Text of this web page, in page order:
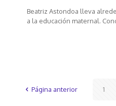
Beatriz Astondoa lleva
a la educación maternal.
Página anterior 1